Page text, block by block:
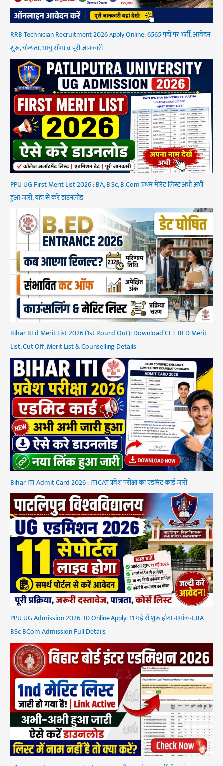
RRB Technician Recruitment 2026 Apply Online: 6565 पदों पर भर्ती, आवेदन
शुरू, योग्यता, आयु सीमा व पूरी जानकारी
PPU UG First Merit List 2026 : BA, B.Sc, B.Com प्रथम मेरिट लिस्ट अभी अभी
हुआ जारी, यहां से करें डाउनलोड
Bihar BEd Merit List 2026 (1st Round Out): Download CET-BED Merit
List, Cut Off, Merit List & Counselling Details
Bihar ITI Admit Card 2026 : ITICAT प्रवेश परीक्षा का एडमिट कार्ड जारी
PPU UG Admission 2026-30 Online Apply: 11 मई से शुरू होगा नामांकन, BA
BSc BCom Admission Full Details